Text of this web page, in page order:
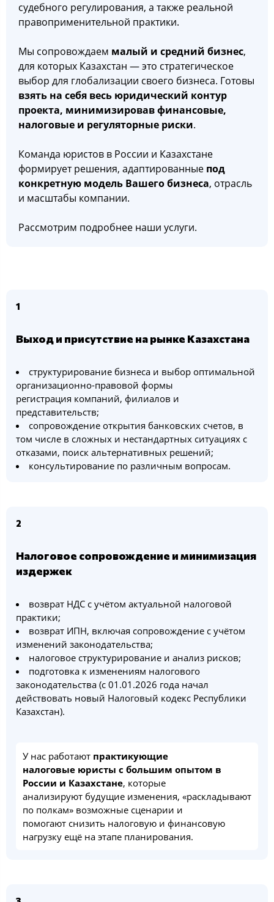
судебного регулирования, а также реальной
правоприменительной практики.
Мы сопровождаем малый и средний бизнес,
для которых Казахстан — это стратегическое
выбор для глобализации своего бизнеса. Готовы
взять на себя весь юридический контур
проекта, минимизировав финансовые,
налоговые и регуляторные риски.
Команда юристов в России и Казахстане
формирует решения, адаптированные под
конкретную модель Вашего бизнеса, отрасль
и масштабы компании.
Рассмотрим подробнее наши услуги.
1
Выход и присутствие на рынке Казахстана
структурирование бизнеса и выбор оптимальной
организационно-правовой формы
регистрация компаний, филиалов и
представительств;
сопровождение открытия банковских счетов, в
том числе в сложных и нестандартных ситуациях с
отказами, поиск альтернативных решений;
консультирование по различным вопросам.
2
Налоговое сопровождение и минимизация
издержек
возврат НДС с учётом актуальной налоговой
практики;
возврат ИПН, включая сопровождение с учётом
изменений законодательства;
налоговое структурирование и анализ рисков;
подготовка к изменениям налогового
законодательства (с 01.01.2026 года начал
действовать новый Налоговый кодекс Республики
Казахстан).
У нас работают практикующие
налоговые юристы с большим опытом в
России и Казахстане, которые
анализируют будущие изменения, «раскладывают
по полкам» возможные сценарии и
помогают снизить налоговую и финансовую
нагрузку ещё на этапе планирования.